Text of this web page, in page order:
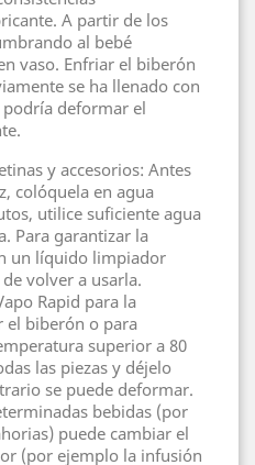
A partir de los
al bebé
vaso. Enfriar el biberón
se ha llenado con
podría deformar el
y accesorios: Antes
colóquela en agua
utilice suficiente agua
Para garantizar la
un líquido limpiador
volver a usarla.
Rapid para la
el biberón o para
superior a 80
las piezas y déjelo
se puede deformar.
bebidas (por
puede cambiar el
(por ejemplo la infusión